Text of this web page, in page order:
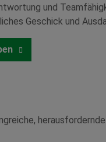
und
Geschick und